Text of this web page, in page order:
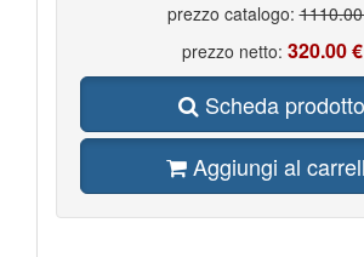
prezzo catalogo:
prezzo netto: 320.00 €
Scheda prodotto
Aggiungi al